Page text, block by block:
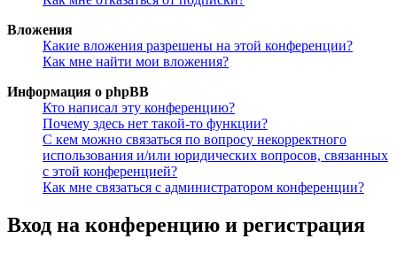
Вложения
Какие вложения разрешены на этой конференции?
Как мне найти мои вложения?
Информация о phpBB
Кто написал эту конференцию?
Почему здесь нет такой-то функции?
С кем можно связаться по вопросу некорректного
использования и/или юридических вопросов, связанных
с этой конференцией?
Как мне связаться с администратором конференции?
Вход на конференцию и регистрация